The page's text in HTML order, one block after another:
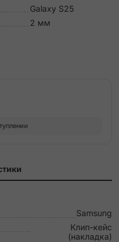
Galaxy S25
2 мм
Samsung
Клип-кейс
(накладка)